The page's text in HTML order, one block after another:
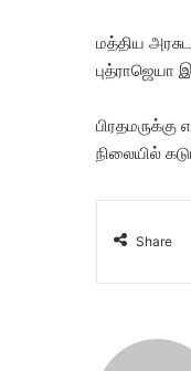
மத்திய
பிரதமருக்கு
நிலையில்
Share